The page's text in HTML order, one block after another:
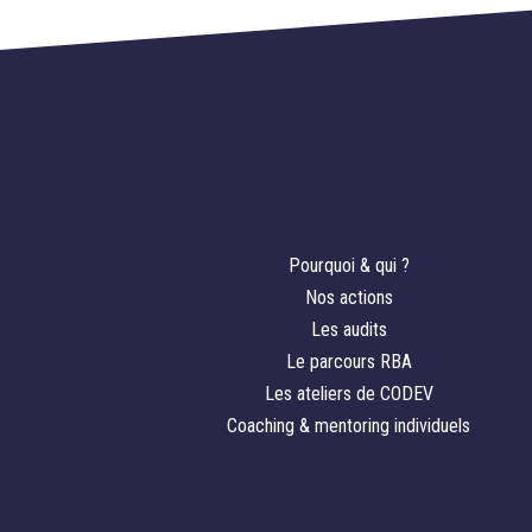
Pourquoi & qui ?
Nos actions
Les audits
Le parcours RBA
Les ateliers de CODEV
Coaching & mentoring individuels